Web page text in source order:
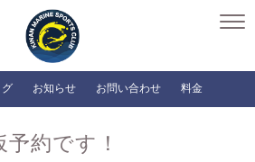
グ お知らせ お問い合わせ 料金
約です！